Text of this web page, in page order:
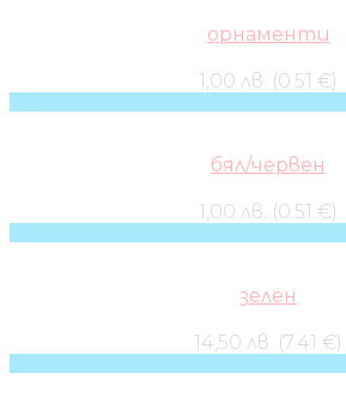
орнаменти
1,00 лв. (0.51 €)
бял/червен
1,00 лв. (0.51 €)
зелен
14,50 лв. (7.41 €)